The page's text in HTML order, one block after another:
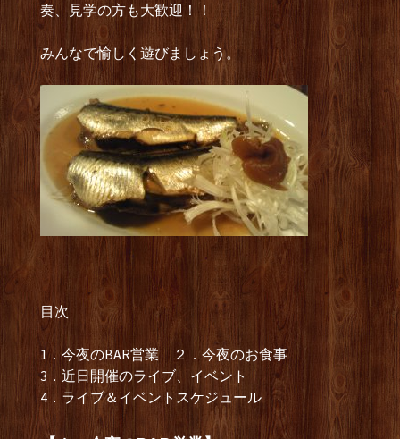
奏、見学の方も大歓迎！！
みんなで愉しく遊びましょう。
目次
1．今夜のBAR営業 ２．今夜のお食事
3．近日開催のライブ、イベント
4．ライブ＆イベントスケジュール